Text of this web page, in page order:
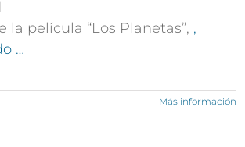
la película “Los Planetas”, ,
…
Más información